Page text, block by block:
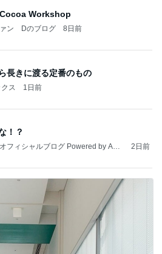
Workshop
ン Dのブログ 8日前
長きに渡る定番のもの
ス 1日前
！？
フィシャルブログ Powered by Ame
2日前